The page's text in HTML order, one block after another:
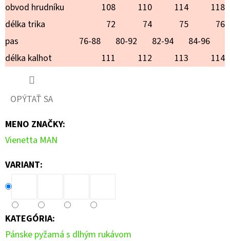
obvod hrudníku
108 110 114
118
délka trika
72 74 75
76
pas
76-88 80-92 82-94
84-96
délka kalhot
111 112 113 114
OPÝTAŤ SA
MENO ZNAČKY:
Vienetta MAN
VARIANT:
KATEGÓRIA:
Pánske pyžamá s dlhým rukávom